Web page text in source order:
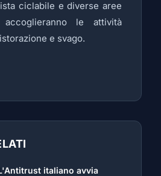
ciclabile e diverse aree
le attività
e svago.
italiano avvia